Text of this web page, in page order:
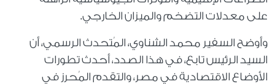
على معدلات التضخم والميزان الخارجي.
وأوضح السفير محمد الشناوي، المُتحدث الرسمي، أن
السيد الرئيس تابع، في هذا الصدد، أحدث تطورات
الأوضاع الاقتصادية في مصر، والتقدم المُحرز في